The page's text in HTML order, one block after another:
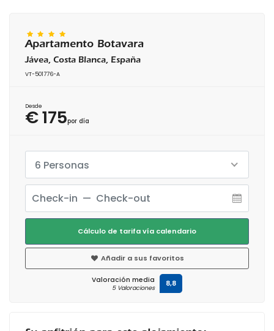
Apartamento Botavara
Jávea, Costa Blanca, España
VT-501776-A
Desde
€ 175por día
6 Personas
Cálculo de tarifa vía calendario
Añadir a sus favoritos
Valoración media
5 Valoraciones 8,8